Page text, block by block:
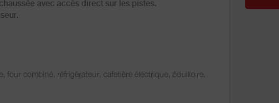
avec accès direct sur les pistes.
, four combiné, réfrigérateur, cafetière électrique, bouilloire,
gigogne 80 cm. Télévision écran plat, DVD, radio/CD